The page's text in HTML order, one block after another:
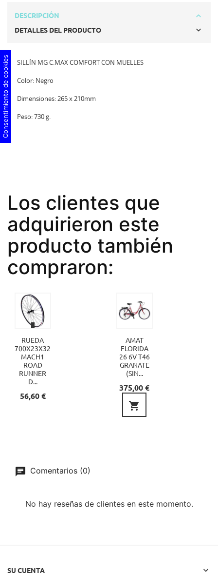
DESCRIPCIÓN
DETALLES DEL PRODUCTO
SILLÍN MG C.MAX COMFORT CON MUELLES
Color: Negro
Dimensiones: 265 x 210mm
Peso: 730 g.
Los clientes que
adquirieron este
producto también
compraron:
RUEDA
700X23X32
MACH1
ROAD
RUNNER
D...
Precio
56,60 €
AMAT
FLORIDA
26 6V T46
GRANATE
(SIN...
Precio
375,00 €

Comentarios (0)
No hay reseñas de clientes en este momento.
SU CUENTA 
Consentimiento de cookies